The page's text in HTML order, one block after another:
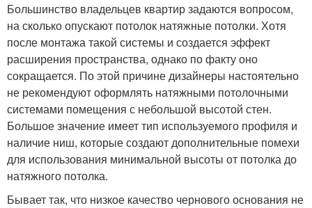
Большинство владельцев квартир задаются вопросом,
на сколько опускают потолок натяжные потолки. Хотя
после монтажа такой системы и создается эффект
расширения пространства, однако по факту оно
сокращается. По этой причине дизайнеры настоятельно
не рекомендуют оформлять натяжными потолочными
системами помещения с небольшой высотой стен.
Большое значение имеет тип используемого профиля и
наличие ниш, которые создают дополнительные помехи
для использования минимальной высоты от потолка до
натяжного потолка.
Бывает так, что низкое качество чернового основания не